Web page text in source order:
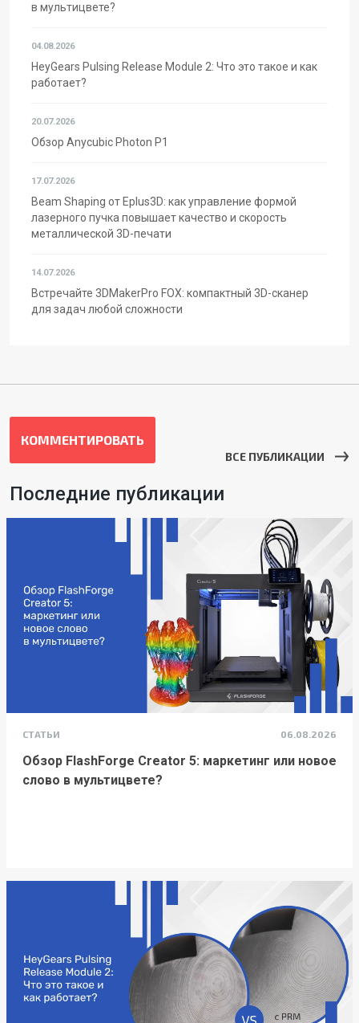
в мультицвете?
04.08.2026
HeyGears Pulsing Release Module 2: Что это такое и как
работает?
20.07.2026
Обзор Anycubic Photon P1
17.07.2026
Beam Shaping от Eplus3D: как управление формой
лазерного пучка повышает качество и скорость
металлической 3D-печати
14.07.2026
Встречайте 3DMakerPro FOX: компактный 3D-сканер
для задач любой сложности
КОММЕНТИРОВАТЬ
Последние публикации
ВСЕ ПУБЛИКАЦИИ
СТАТЬИ 06.08.2026
Обзор FlashForge Creator 5: маркетинг или новое
слово в мультицвете?